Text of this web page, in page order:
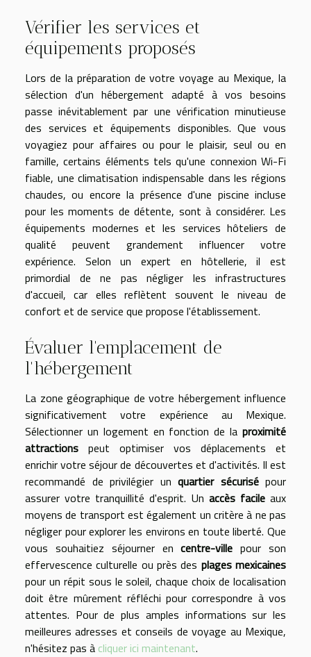
Vérifier les services et
équipements proposés
Lors de la préparation de votre voyage au Mexique, la
sélection d'un hébergement adapté à vos besoins
passe inévitablement par une vérification minutieuse
des services et équipements disponibles. Que vous
voyagiez pour affaires ou pour le plaisir, seul ou en
famille, certains éléments tels qu'une connexion Wi-Fi
fiable, une climatisation indispensable dans les régions
chaudes, ou encore la présence d'une piscine incluse
pour les moments de détente, sont à considérer. Les
équipements modernes et les services hôteliers de
qualité peuvent grandement influencer votre
expérience. Selon un expert en hôtellerie, il est
primordial de ne pas négliger les infrastructures
d'accueil, car elles reflètent souvent le niveau de
confort et de service que propose l'établissement.
Évaluer l'emplacement de
l'hébergement
La zone géographique de votre hébergement influence
significativement votre expérience au Mexique.
Sélectionner un logement en fonction de la proximité
attractions peut optimiser vos déplacements et
enrichir votre séjour de découvertes et d'activités. Il est
recommandé de privilégier un quartier sécurisépour
assurer votre tranquillité d'esprit. Un accès facileaux
moyens de transport est également un critère à ne pas
négliger pour explorer les environs en toute liberté. Que
vous souhaitiez séjourner encentre-ville pour son
effervescence culturelle ou près des plages mexicaines
pour un répit sous le soleil, chaque choix de localisation
doit être mûrement réfléchi pour correspondre à vos
attentes. Pour de plus amples informations sur les
meilleures adresses et conseils de voyage au Mexique,
n'hésitez pas à cliquer ici maintenant.